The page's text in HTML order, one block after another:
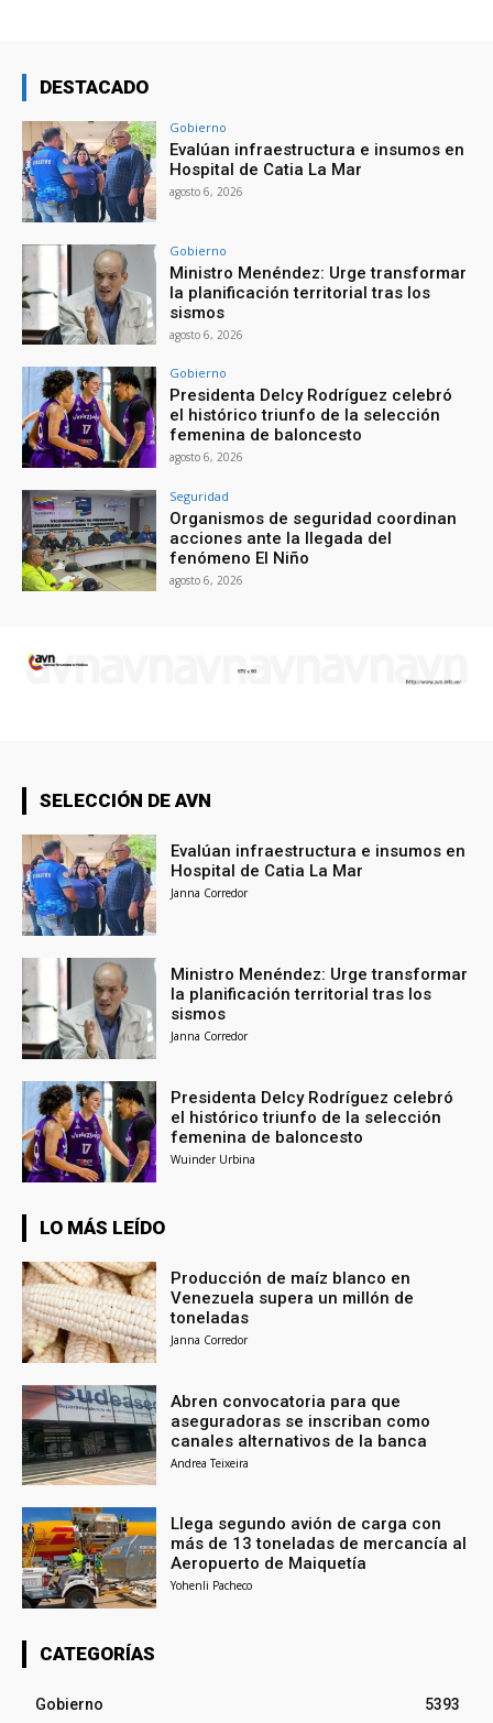
DESTACADO
Gobierno
Evalúan infraestructura e insumos en
Hospital de Catia La Mar
agosto 6, 2026
Gobierno
Ministro Menéndez: Urge transformar
la planificación territorial tras los
sismos
agosto 6, 2026
Gobierno
Presidenta Delcy Rodríguez celebró
el histórico triunfo de la selección
femenina de baloncesto
agosto 6, 2026
Seguridad
Organismos de seguridad coordinan
acciones ante la llegada del
fenómeno El Niño
agosto 6, 2026
SELECCIÓN DE AVN
Evalúan infraestructura e insumos en
Hospital de Catia La Mar
Janna Corredor
Ministro Menéndez: Urge transformar
la planificación territorial tras los
sismos
Janna Corredor
Presidenta Delcy Rodríguez celebró
el histórico triunfo de la selección
femenina de baloncesto
Wuinder Urbina
LO MÁS LEÍDO
Producción de maíz blanco en
Venezuela supera un millón de
toneladas
Janna Corredor
Abren convocatoria para que
aseguradoras se inscriban como
canales alternativos de la banca
Andrea Teixeira
Llega segundo avión de carga con
más de 13 toneladas de mercancía al
Aeropuerto de Maiquetía
Yohenli Pacheco
CATEGORÍAS
Gobierno
5393